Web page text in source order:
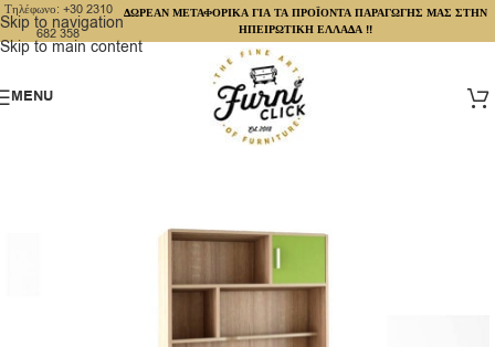
Skip to navigation
Skip to main content
Τηλέφωνο: +30 2310
682 358
ΔΩΡΕΑΝ ΜΕΤΑΦΟΡΙΚΑ ΓΙΑ ΤΑ ΠΡΟΪΟΝΤΑ ΠΑΡΑΓΩΓΗΣ ΜΑΣ ΣΤΗΝ
ΗΠΕΙΡΩΤΙΚΗ ΕΛΛΑΔΑ !!
MENU